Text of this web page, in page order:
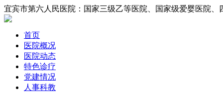
宜宾市第六人民医院：国家三级乙等医院、国家
首页
医院概况
医院动态
特色诊疗
党建情况
人事科教